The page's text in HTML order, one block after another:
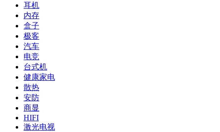
耳机
内存
盒子
极客
汽车
电竞
台式机
健康家电
散热
安防
商显
HIFI
激光电视